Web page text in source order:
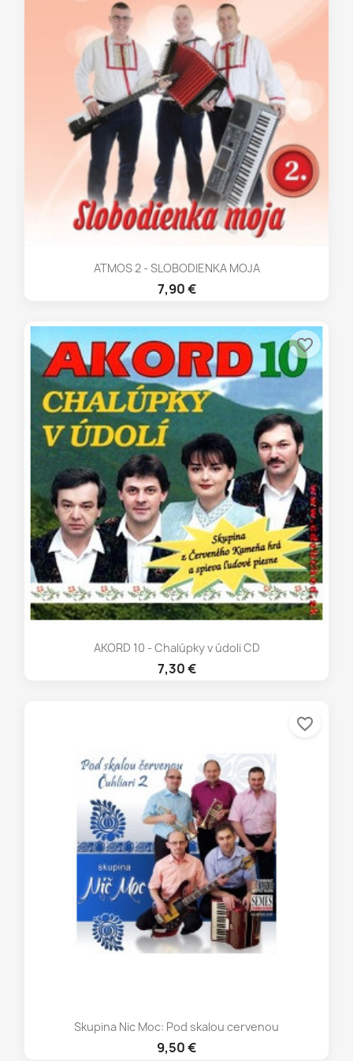
ATMOS 2 - SLOBODIENKA MOJA
7,90 €
AKORD 10 - Chalúpky v údoli CD
7,30 €
favorite_border
Skupina Nic Moc: Pod skalou cervenou
9,50 €
favorite_border